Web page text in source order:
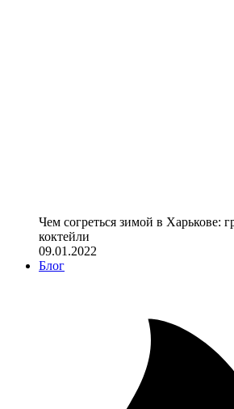
Чем согреться зимой в Харькове:
коктейли
09.01.2022
Блог